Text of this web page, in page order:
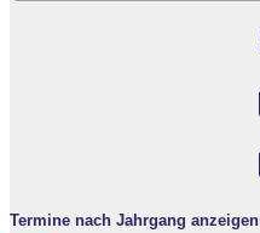
Termine nach Jahrgang anzeigen